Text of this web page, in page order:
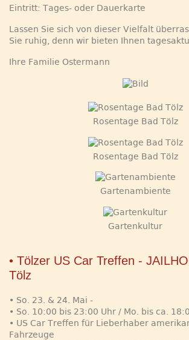
Eintritt: Tages- oder Dauerkarte
Lassen Sie sich von dieser Vielfalt
Sie ruhig, denn wir bieten Ihnen
Ihre Familie Ostermann
Rosentage Bad Tölz
Rosentage Bad Tölz
Gartenambiente
Gartenkultur
• Tölzer US Car Treffen -
Tölz
• So. 23. & 24. Mai -
• So. 10:00 bis 23:00 Uhr / Mo. bis ca.
• US Car Treffen für Lieberhaber
Fahrzeuge